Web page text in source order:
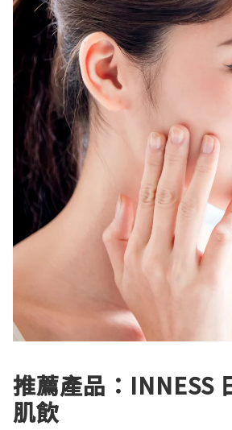
推薦產品：INNESS
肌飲